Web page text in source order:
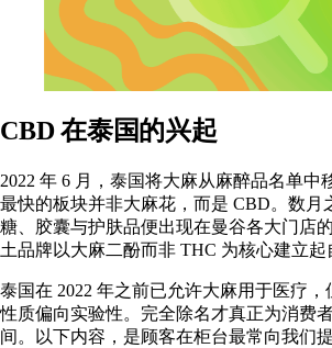
CBD 在泰国的兴起
2022 年 6 月，泰国将大麻从麻醉品名单中
最快的板块并非大麻花，而是 CBD。数月
糖、胶囊与护肤品便出现在曼谷各大门店
土品牌以大麻二酚而非 THC 为核心建立起
泰国在 2022 年之前已允许大麻用于医疗，
性质偏向实验性。完全除名才真正为消费
间。以下内容，是顾客在柜台最常向我们